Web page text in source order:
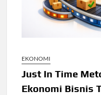
EKONOMI
Just In Time
Ekonomi Bisnis